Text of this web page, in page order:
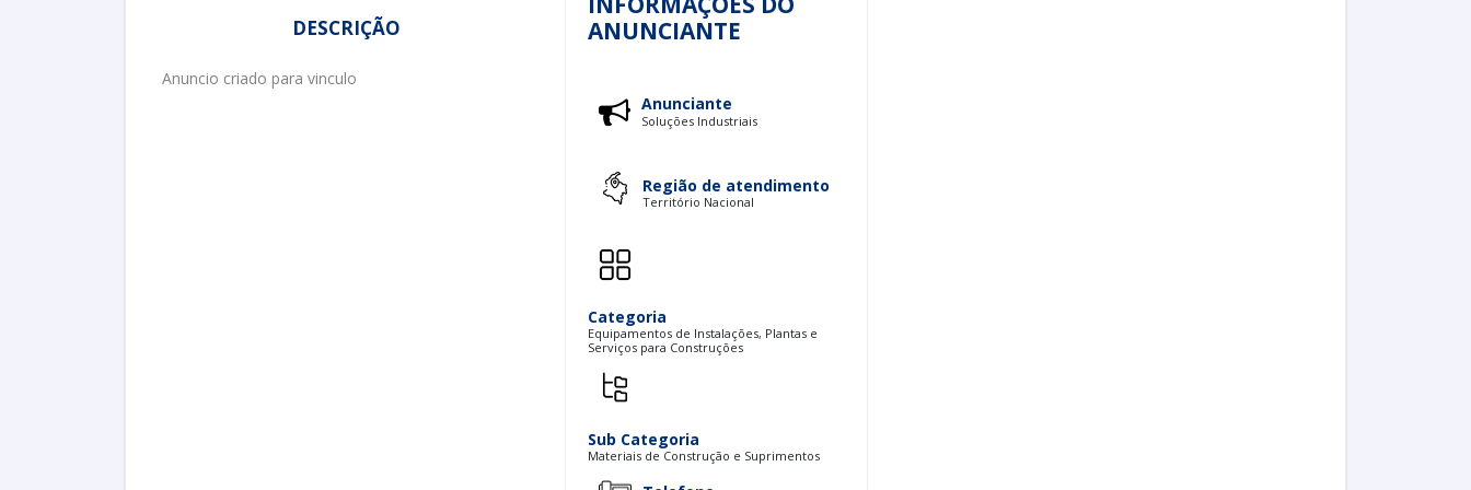
DESCRIÇÃO
Anuncio criado para vinculo
ANUNCIANTE
Anunciante
Soluções Industriais
Região de atendimento
Território Nacional
Categoria
Equipamentos de Instalações, Plantas e
Serviços para Construções
Sub Categoria
Materiais de Construção e Suprimentos